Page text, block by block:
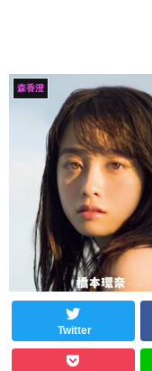
森香澄
Twitter